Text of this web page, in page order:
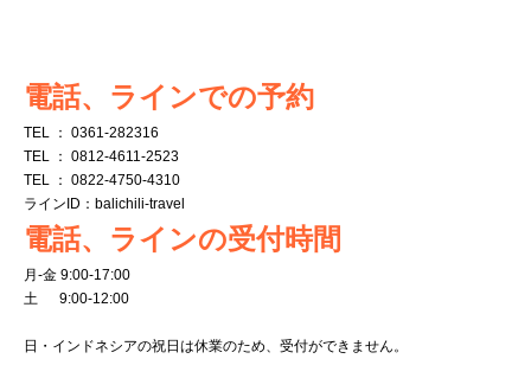
電話、ラインでの予約
TEL ： 0361-282316
TEL ： 0812-4611-2523
TEL ： 0822-4750-4310
ラインID：balichili-travel
電話、ラインの受付時間
月-金 9:00-17:00
土 9:00-12:00
日・インドネシアの祝日は休業のため、受付ができません。